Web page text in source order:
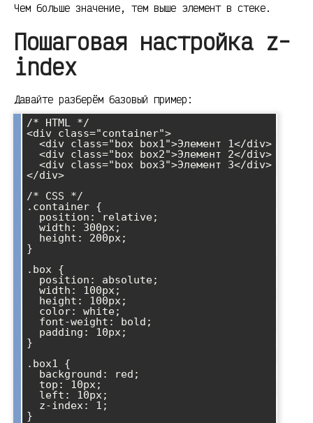
Чем больше значение, тем выше элемент в стеке.
Пошаговая настройка z-
index
Давайте разберём базовый пример:
/* HTML */
<div class="container">
</div>
/* CSS */
.container {
}
.box {
}
.box1 {
}